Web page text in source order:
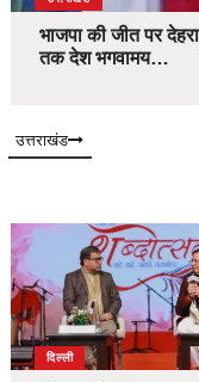
भाजपा की जीत पर
तक देश भगवामय…
उत्तराखंड
दिल्ली